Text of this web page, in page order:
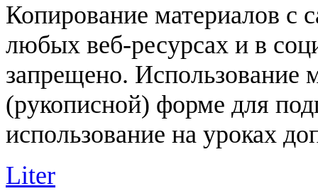
Копирование материалов с
любых веб-ресурсах и в
запрещено. Использование
(рукописной) форме для
использование на уроках
Liter